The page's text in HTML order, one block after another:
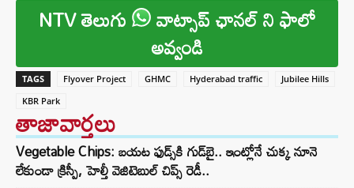
NTV తెలుగు వాట్సాప్ ఛానల్ ని ఫాలో
అవ్వండి
TAGS Flyover Project GHMC Hyderabad traffic
Jubilee Hills
KBR Park
తాజావార్తలు
Vegetable Chips: బయట ఫుడ్స్‌కి గుడ్‌బై.. ఇంట్లోనే చుక్క నూనె
లేకుండా క్రిస్పీ, హెల్తీ వెజిటెబుల్ చిప్స్ రెడీ..